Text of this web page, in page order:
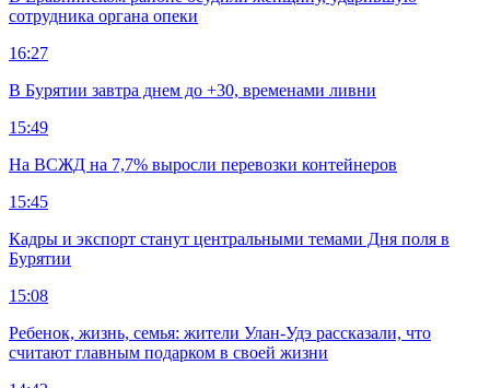
сотрудника органа опеки
16:27
В Бурятии завтра днем до +30, временами ливни
15:49
На ВСЖД на 7,7% выросли перевозки контейнеров
15:45
Кадры и экспорт станут центральными темами Дня поля в
Бурятии
15:08
Ребенок, жизнь, семья: жители Улан-Удэ рассказали, что
считают главным подарком в своей жизни